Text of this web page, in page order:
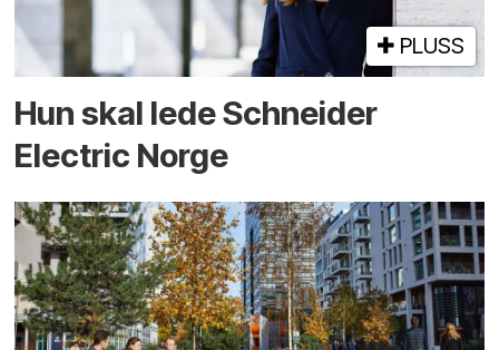
PLUSS
Hun skal lede Schneider
Electric Norge